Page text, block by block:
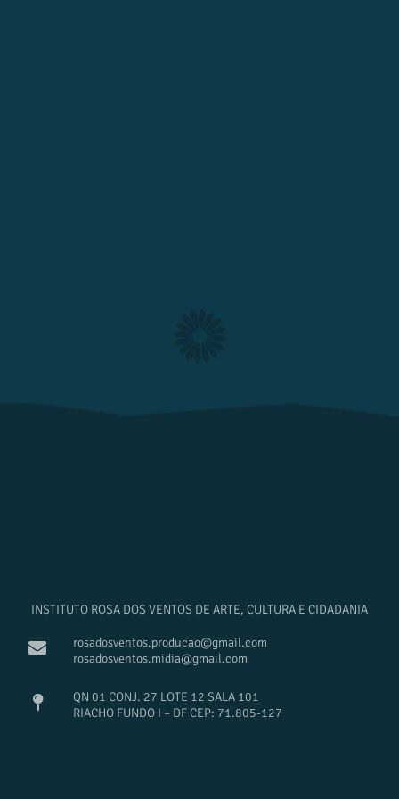
INSTITUTO ROSA DOS VENTOS DE ARTE, CULTURA E CIDADANIA
rosadosventos.producao@gmail.com
rosadosventos.midia@gmail.com
QN 01 CONJ. 27 LOTE 12 SALA 101
RIACHO FUNDO I – DF CEP: 71.805-127